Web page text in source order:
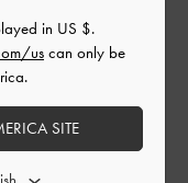
in US $.
uscan only be
SITE